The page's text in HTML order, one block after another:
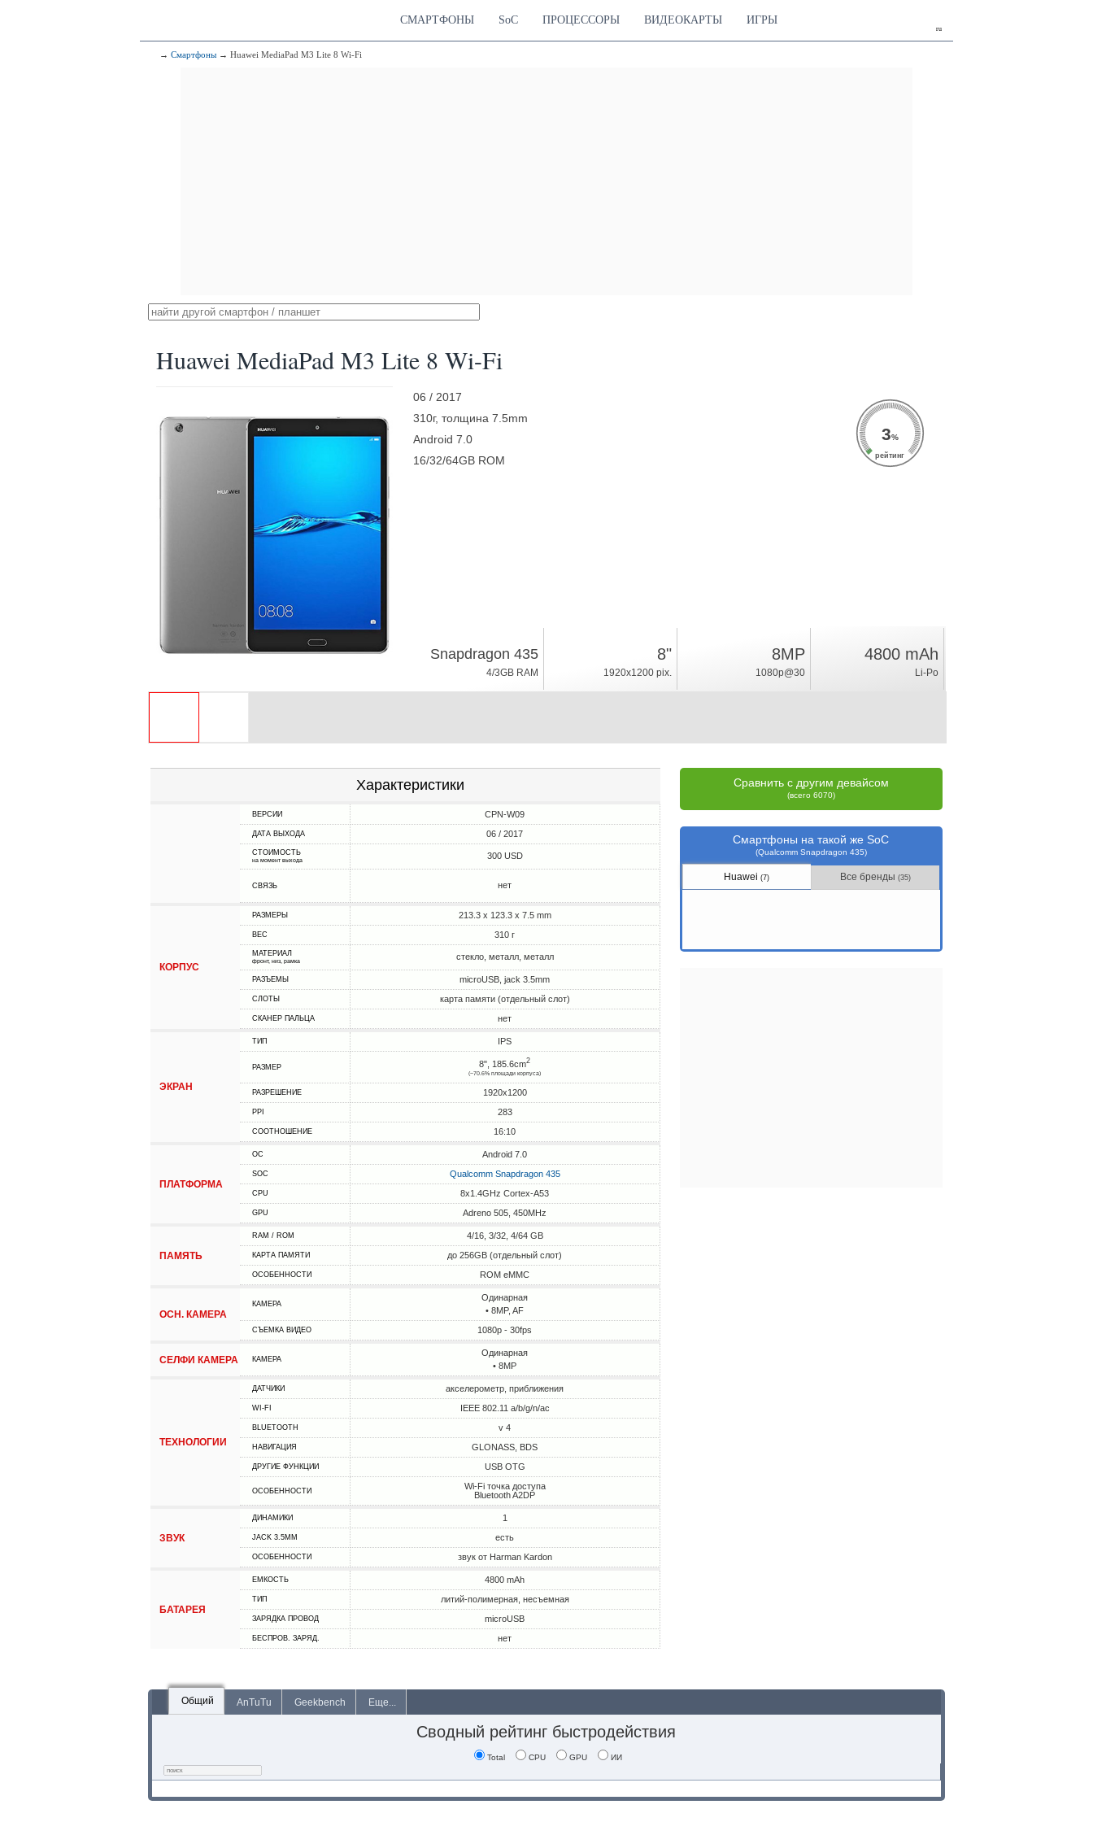
ru
СМАРТФОНЫ SoC ПРОЦЕССОРЫ ВИДЕОКАРТЫ ИГРЫ
→ Смартфоны → Huawei MediaPad M3 Lite 8 Wi-Fi
Huawei MediaPad M3 Lite 8 Wi-Fi
06 / 2017
310г, толщина 7.5mm
Android 7.0
16/32/64GB ROM
3%
рейтинг
Snapdragon 435
4/3GB RAM
8"
1920x1200 pix.
8MP
1080p@30
4800 mAh
Li-Po
Характеристики
ВЕРСИИ CPN-W09
ДАТА ВЫХОДА 06 / 2017
СТОИМОСТЬ
на момент выхода 300 USD
СВЯЗЬ нет
КОРПУС
РАЗМЕРЫ 213.3 x 123.3 x 7.5 mm
ВЕС 310 г
МАТЕРИАЛ
фронт, низ, рамка стекло, металл, металл
РАЗЪЕМЫ microUSB, jack 3.5mm
СЛОТЫ карта памяти (отдельный слот)
СКАНЕР ПАЛЬЦА нет
ЭКРАН
ТИП IPS
РАЗМЕР 8", 185.6cm2
(~70.6% площади корпуса)
РАЗРЕШЕНИЕ 1920x1200
PPI 283
СООТНОШЕНИЕ 16:10
ПЛАТФОРМА
ОС Android 7.0
SOC Qualcomm Snapdragon 435
CPU 8x1.4GHz Cortex-A53
GPU Adreno 505, 450MHz
ПАМЯТЬ
RAM / ROM 4/16, 3/32, 4/64 GB
КАРТА ПАМЯТИ до 256GB (отдельный слот)
ОСОБЕННОСТИ ROM eMMC
ОСН. КАМЕРА
КАМЕРА
Одинарная
• 8MP, AF
СЪЕМКА ВИДЕО 1080p - 30fps
СЕЛФИ КАМЕРА КАМЕРА
Одинарная
• 8MP
ТЕХНОЛОГИИ
ДАТЧИКИ акселерометр, приближения
WI-FI IEEE 802.11 a/b/g/n/ac
BLUETOOTH v 4
НАВИГАЦИЯ GLONASS, BDS
ДРУГИЕ ФУНКЦИИ USB OTG
ОСОБЕННОСТИ
Wi-Fi точка доступа
Bluetooth A2DP
ЗВУК
ДИНАМИКИ 1
JACK 3.5MM есть
ОСОБЕННОСТИ звук от Harman Kardon
БАТАРЕЯ
ЕМКОСТЬ 4800 mAh
ТИП литий-полимерная, несъемная
ЗАРЯДКА ПРОВОД microUSB
БЕСПРОВ. ЗАРЯД. нет
Сравнить с другим девайсом
(всего 6070)
Смартфоны на такой же SoC
(Qualcomm Snapdragon 435)
Huawei(7) Все бренды (35)
Общий AnTuTu Geekbench Еще...
Сводный рейтинг быстродействия
Total CPU GPU ИИ